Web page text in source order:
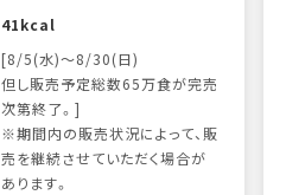
41kcal
[8/5(水)～8/30(日)
但し販売予定総数65万食が完売
次第終了。]
※期間内の販売状況によって、販
売を継続させていただく場合が
あります。